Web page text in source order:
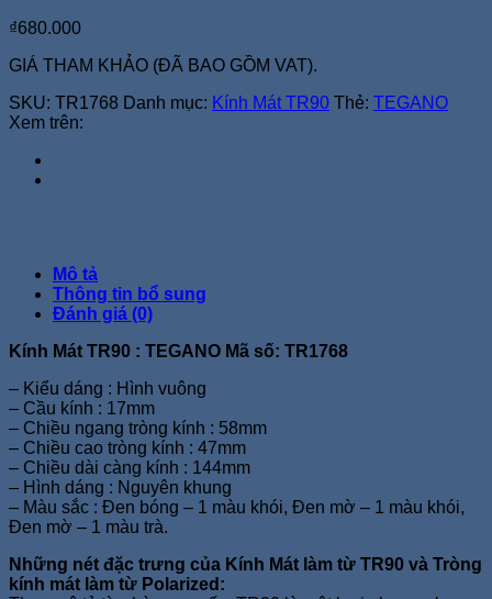
₫680.000
GIÁ THAM KHẢO (ĐÃ BAO GỒM VAT).
SKU: TR1768 Danh mục: Kính Mát TR90 Thẻ: TEGANO
Xem trên:
Mô tả
Thông tin bổ sung
Đánh giá (0)
Kính Mát TR90 : TEGANO Mã số: TR1768
– Kiểu dáng : Hình vuông
– Cầu kính : 17mm
– Chiều ngang tròng kính : 58mm
– Chiều cao tròng kính : 47mm
– Chiều dài càng kính : 144mm
– Hình dáng : Nguyên khung
– Màu sắc : Đen bóng – 1 màu khói, Đen mờ – 1 màu khói,
Đen mờ – 1 màu trà.
Những nét đặc trưng của Kính Mát làm từ TR90 và Tròng
kính mát làm từ Polarized: